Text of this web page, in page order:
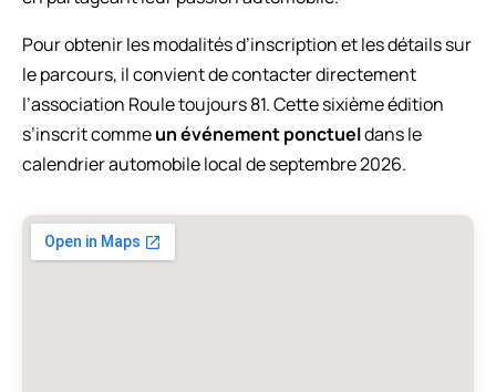
Pour obtenir les modalités d’inscription et les détails sur
le parcours, il convient de contacter directement
l’association Roule toujours 81. Cette sixième édition
s’inscrit commeun événement ponctueldans le
calendrier automobile local de septembre 2026.